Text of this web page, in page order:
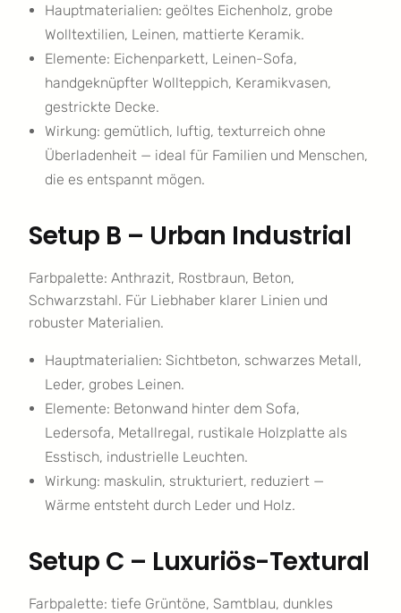
Hauptmaterialien: geöltes Eichenholz, grobe
Wolltextilien, Leinen, mattierte Keramik.
Elemente: Eichenparkett, Leinen-Sofa,
handgeknüpfter Wollteppich, Keramikvasen,
gestrickte Decke.
Wirkung: gemütlich, luftig, texturreich ohne
Überladenheit — ideal für Familien und Menschen,
die es entspannt mögen.
Setup B – Urban Industrial
Farbpalette: Anthrazit, Rostbraun, Beton,
Schwarzstahl. Für Liebhaber klarer Linien und
robuster Materialien.
Hauptmaterialien: Sichtbeton, schwarzes Metall,
Leder, grobes Leinen.
Elemente: Betonwand hinter dem Sofa,
Ledersofa, Metallregal, rustikale Holzplatte als
Esstisch, industrielle Leuchten.
Wirkung: maskulin, strukturiert, reduziert —
Wärme entsteht durch Leder und Holz.
Setup C – Luxuriös-Textural
Farbpalette: tiefe Grüntöne, Samtblau, dunkles